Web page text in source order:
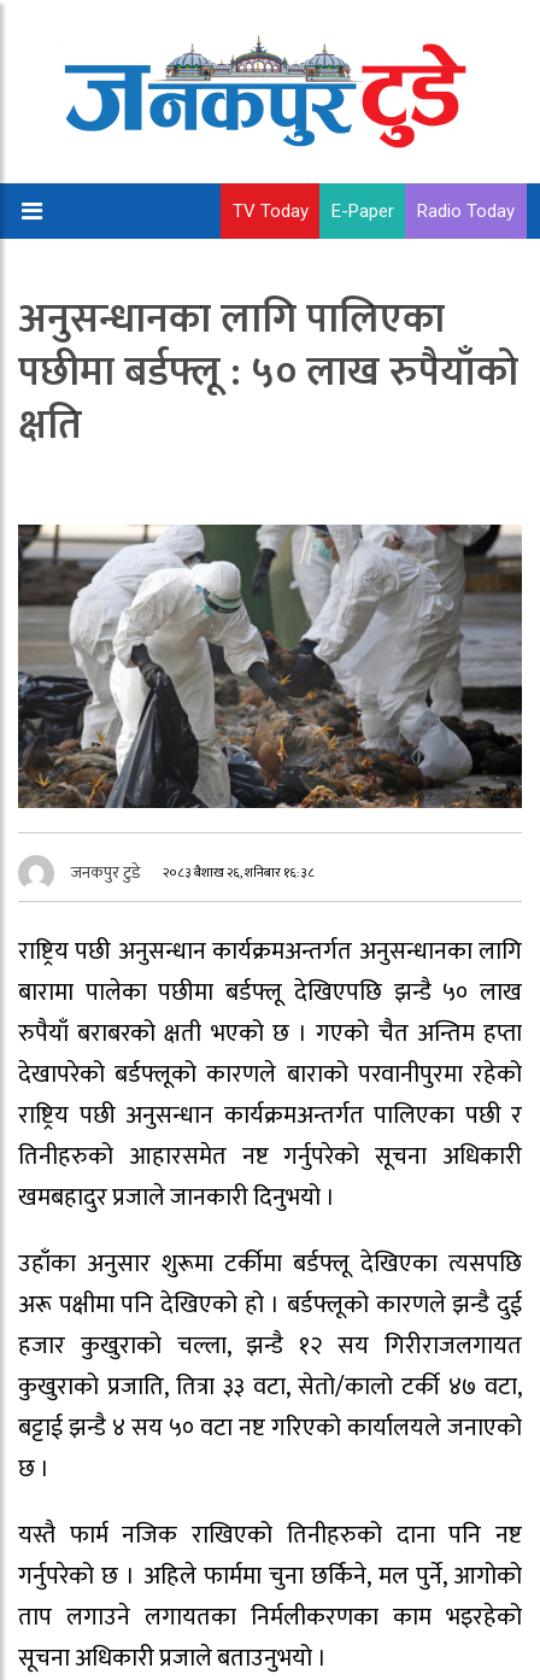
TV Today E-Paper Radio Today
अनुसन्धानका लागि पालिएका
पछीमा बर्डफ्लू : ५० लाख रुपैयाँकाे
क्षति
जनकपुर टुडे २०८३ बैशाख २६, शनिबार १६:३८
राष्ट्रिय पछी अनुसन्धान कार्यक्रमअन्तर्गत अनुसन्धानका लागि
बारामा पालेका पछीमा बर्डफ्लू देखिएपछि झन्डै ५० लाख
रुपैयाँ बराबरको क्षती भएको छ । गएको चैत अन्तिम हप्ता
देखापरेको बर्डफ्लूको कारणले बाराको परवानीपुरमा रहेको
राष्ट्रिय पछी अनुसन्धान कार्यक्रमअन्तर्गत पालिएका पछी र
तिनीहरुको आहारसमेत नष्ट गर्नुपरेको सूचना अधिकारी
खमबहादुर प्रजाले जानकारी दिनुभयो ।
उहाँका अनुसार शुरूमा टर्कीमा बर्डफ्लू देखिएका त्यसपछि
अरू पक्षीमा पनि देखिएको हो । बर्डफ्लूको कारणले झन्डै दुई
हजार कुखुराको चल्ला, झन्डै १२ सय गिरीराजलगायत
कुखुराको प्रजाति, तित्रा ३३ वटा, सेतो/कालो टर्की ४७ वटा,
बट्टाई झन्डै ४ सय ५० वटा नष्ट गरिएको कार्यालयले जनाएको
छ ।
यस्तै फार्म नजिक राखिएको तिनीहरुको दाना पनि नष्ट
गर्नुपरेको छ । अहिले फार्ममा चुना छर्किने, मल पुर्ने, आगोको
ताप लगाउने लगायतका निर्मलीकरणका काम भइरहेको
सूचना अधिकारी प्रजाले बताउनुभयो ।